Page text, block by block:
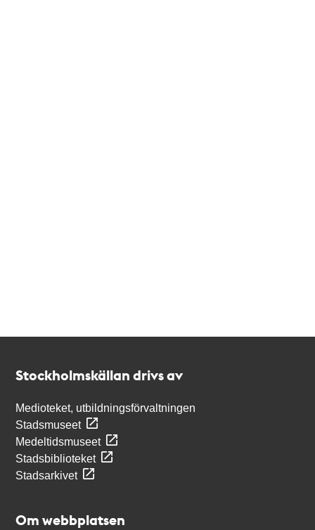
Stockholmskällan drivs av
Medioteket, utbildningsförvaltningen
Stadsmuseet
Medeltidsmuseet
Stadsbiblioteket
Stadsarkivet
Om webbplatsen